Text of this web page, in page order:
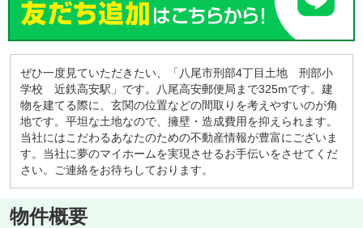
ぜひ一度見ていただきたい、「八尾市刑部4丁目土地 刑部小
学校 近鉄高安駅」です。八尾高安郵便局まで325mです。建
物を建てる際に、玄関の位置などの間取りを考えやすいのが角
地です。平坦な土地なので、擁壁・造成費用を抑えられます。
当社にはこだわるあなたのための不動産情報が豊富にございま
す。当社に夢のマイホームを実現させるお手伝いをさせてくだ
さい。ご連絡をお待ちしております。
物件概要